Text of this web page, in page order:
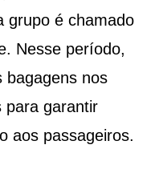
grupo é chamado
Nesse período,
bagagens nos
para garantir
aos passageiros.